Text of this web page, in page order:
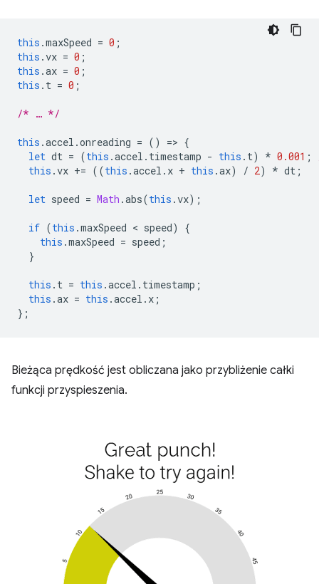
this .maxSpeed = 0 ;
this .vx = 0 ;
this .ax = 0 ;
this . t = 0 ;
/* … */
this .accel .onreading = () => {
let dt = (this .accel . timestamp - this . t) * 0.001 ;
this .vx += ((this .accel . x + this .ax) / 2) * dt ;
let speed = Math .abs(this .vx);
if (this .maxSpeed < speed)
{
this .maxSpeed = speed ;
}
this . t = this .accel . timestamp ;
this .ax = this .accel . x ;
};
Bieżąca prędkość jest obliczana jako przybliżenie całki
funkcji przyspieszenia.